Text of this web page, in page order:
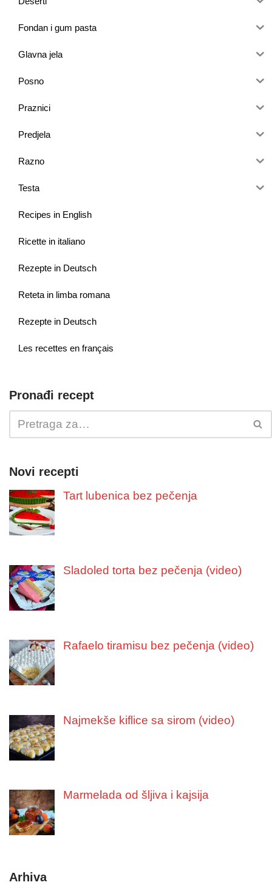
Fondan i gum pasta
Glavna jela
Posno
Praznici
Predjela
Razno
Testa
Recipes in English
Ricette in italiano
Rezepte in Deutsch
Reteta in limba romana
Rezepte in Deutsch
Les recettes en français
Pronađi recept
Novi recepti
Tart lubenica bez pečenja
Sladoled torta bez pečenja (video)
Rafaelo tiramisu bez pečenja (video)
Najmekše kiflice sa sirom (video)
Marmelada od šljiva i kajsija
Arhiva